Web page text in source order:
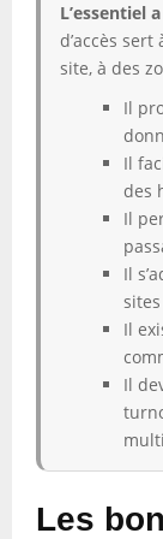
L’essentiel
d’accès
site, à des
Il
Il
des
Il
Il
Il
Il
Les